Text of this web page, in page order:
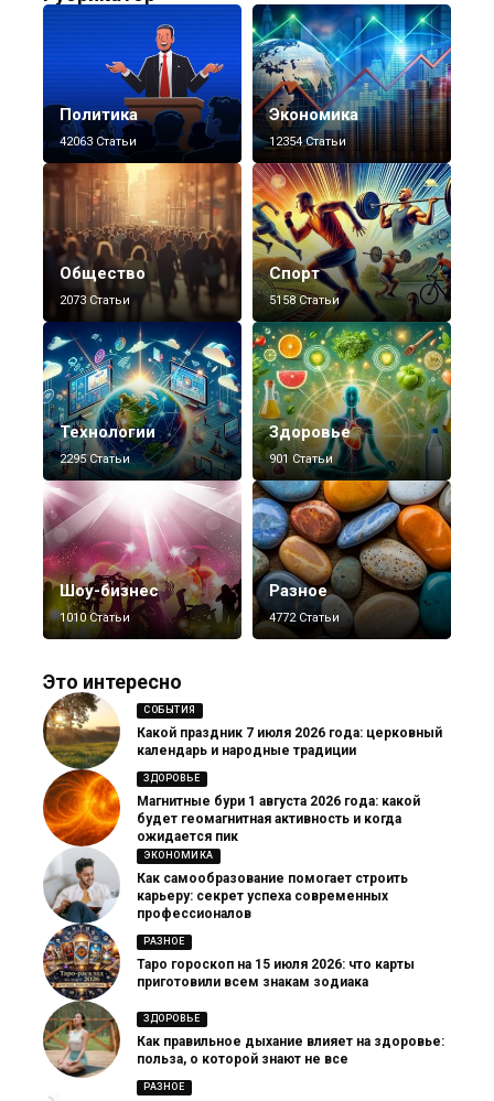
Политика
42063 Статьи
Экономика
12354 Статьи
Общество
2073 Статьи
Спорт
5158 Статьи
Технологии
2295 Статьи
Здоровье
901 Статьи
Шоу-бизнес
1010 Статьи
Разное
4772 Статьи
Это интересно
СОБЫТИЯ
Какой праздник 7 июля 2026 года: церковный
календарь и народные традиции
ЗДОРОВЬЕ
Магнитные бури 1 августа 2026 года: какой
будет геомагнитная активность и когда
ожидается пик
ЭКОНОМИКА
Как самообразование помогает строить
карьеру: секрет успеха современных
профессионалов
РАЗНОЕ
Таро гороскоп на 15 июля 2026: что карты
приготовили всем знакам зодиака
ЗДОРОВЬЕ
Как правильное дыхание влияет на здоровье:
польза, о которой знают не все
РАЗНОЕ